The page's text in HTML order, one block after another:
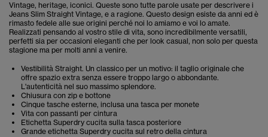
Vintage, heritage, iconici. Queste sono tutte parole usate per descrivere i
Jeans Slim Straight Vintage, e a ragione. Questo design esiste da anni ed è
rimasto fedele alle sue origini perché noi lo amiamo e voi lo amate.
Realizzati pensando al vostro stile di vita, sono incredibilmente versatili,
perfetti sia per occasioni eleganti che per look casual, non solo per questa
stagione ma per molti anni a venire.
Vestibilità Straight. Un classico per un motivo: il taglio originale che
offre spazio extra senza essere troppo largo o abbondante.
L'autenticità nel suo massimo splendore.
Chiusura con zip e bottone
Cinque tasche esterne, inclusa una tasca per monete
Vita con passanti per cintura
Etichetta Superdry cucita sulla tasca posteriore
Grande etichetta Superdry cucita sul retro della cintura